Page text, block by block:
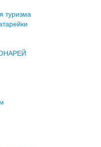
туризма